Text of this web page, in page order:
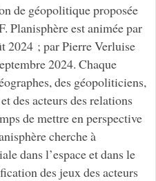
de géopolitique proposée
Planisphère est animée par
2024 ; par Pierre Verluise
2024. Chaque
des géopoliticiens,
des acteurs des relations
de mettre en perspective
cherche à
dans l’espace et dans le
des jeux des acteurs